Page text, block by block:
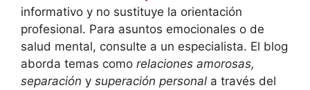
informativo y no sustituye la orientación
profesional. Para asuntos emocionales o de
salud mental, consulte a un especialista. El blog
aborda temas como relaciones amorosas,
separación y superación personal a través del